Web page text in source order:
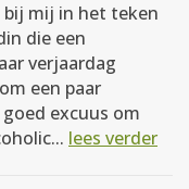
mij in het teken
die een
verjaardag
een paar
excuus om
lees verder